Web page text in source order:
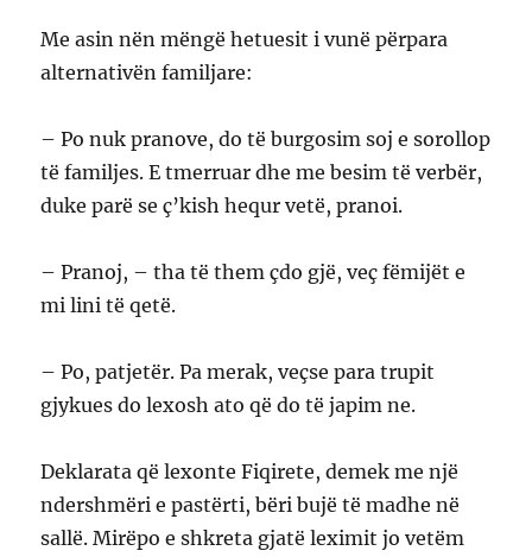
Me asin nën mëngë hetuesit i vunë përpara
alternativën familjare:
– Po nuk pranove, do të burgosim soj e sorollop
të familjes. E tmerruar dhe me besim të verbër,
duke parë se ç’kish hequr vetë, pranoi.
– Pranoj, – tha të them çdo gjë, veç fëmijët e
mi lini të qetë.
– Po, patjetër. Pa merak, veçse para trupit
gjykues do lexosh ato që do të japim ne.
Deklarata që lexonte Fiqirete, demek me një
ndershmëri e pastërti, bëri bujë të madhe në
sallë. Mirëpo e shkreta gjatë leximit jo vetëm